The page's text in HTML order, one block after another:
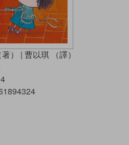
） | 曹以琪 （譯）